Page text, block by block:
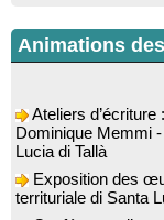
Animations
Dominique Memmi -
Lucia di Tallà
territuriale di Santa